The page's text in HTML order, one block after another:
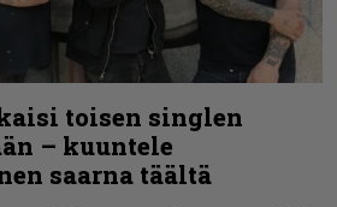
toisen singlen
– kuuntele
saarna täältä